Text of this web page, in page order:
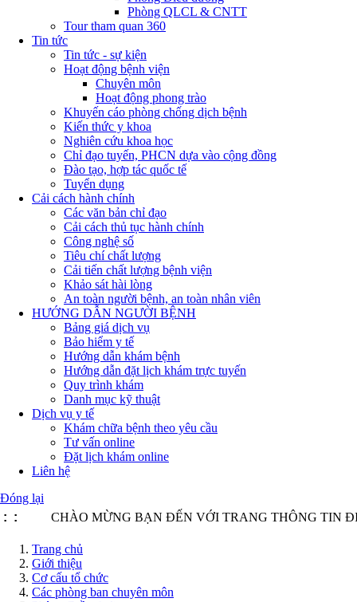
Phòng QLCL & CNTT
Tour tham quan 360
Tin tức
Tin tức - sự kiện
Hoạt động bệnh viện
Chuyên môn
Hoạt động phong trào
Khuyến cáo phòng chống dịch bệnh
Kiến thức y khoa
Nghiên cứu khoa học
Chỉ đạo tuyến, PHCN dựa vào cộng đồng
Đào tạo, hợp tác quốc tế
Tuyển dụng
Cải cách hành chính
Các văn bản chỉ đạo
Cải cách thủ tục hành chính
Công nghệ số
Tiêu chí chất lượng
Cải tiến chất lượng bệnh viện
Khảo sát hài lòng
An toàn người bệnh, an toàn nhân viên
HƯỚNG DẪN NGƯỜI BỆNH
Bảng giá dịch vụ
Bảo hiểm y tế
Hướng dẫn khám bệnh
Hướng dẫn đặt lịch khám trực tuyến
Quy trình khám
Danh mục kỹ thuật
Dịch vụ y tế
Khám chữa bệnh theo yêu cầu
Tư vấn online
Đặt lịch khám online
Liên hệ
Đóng lại
: :CHÀO MỪNG BẠN ĐẾN VỚI TRANG THÔNG TIN ĐIỆN
Trang chủ
Giới thiệu
Cơ cấu tổ chức
Các phòng ban chuyên môn